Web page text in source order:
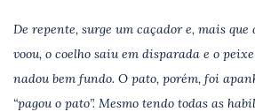
De repente, surge um caçador e, mais que
voou, o coelho saiu em disparada e o
nadou bem fundo. O pato, porém, foi
“pagou o pato”. Mesmo tendo todas as